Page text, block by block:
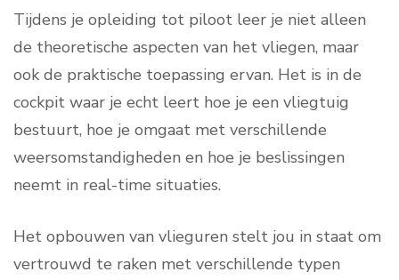
Tijdens je opleiding tot piloot leer je niet alleen
de theoretische aspecten van het vliegen, maar
ook de praktische toepassing ervan. Het is in de
cockpit waar je echt leert hoe je een vliegtuig
bestuurt, hoe je omgaat met verschillende
weersomstandigheden en hoe je beslissingen
neemt in real-time situaties.
Het opbouwen van vlieguren stelt jou in staat om
vertrouwd te raken met verschillende typen